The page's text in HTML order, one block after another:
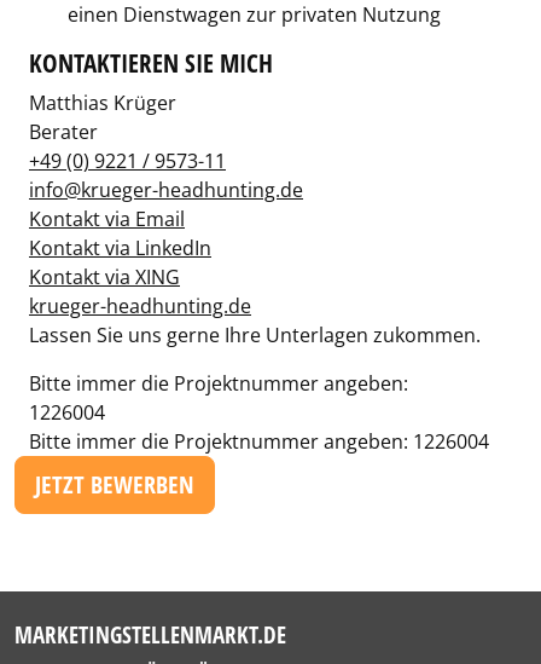
einen Dienstwagen zur privaten Nutzung
KONTAKTIEREN SIE MICH
Matthias Krüger
Berater
+49 (0) 9221 / 9573-11
info@krueger-headhunting.de
Kontakt via Email
Kontakt via LinkedIn
Kontakt via XING
krueger-headhunting.de
Lassen Sie uns gerne Ihre Unterlagen zukommen.
Bitte immer die Projektnummer angeben:
1226004
Bitte immer die Projektnummer angeben: 1226004
JETZT BEWERBEN
MARKETINGSTELLENMARKT.DE